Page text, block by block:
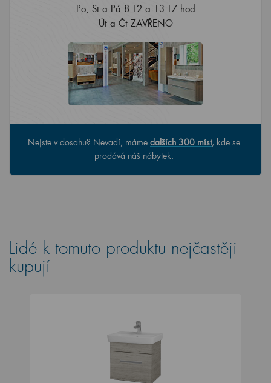
Po, St a Pá 8-12 a 13-17 hod
Út a Čt ZAVŘENO
Nejste v dosahu? Nevadí, máme dalších 300 míst, kde se
prodává náš nábytek.
Lidé k tomuto produktu nejčastěji
kupují